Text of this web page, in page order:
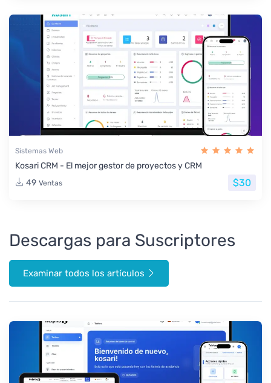
Sistemas Web
Kosari CRM - El mejor gestor de proyectos y CRM
49 Ventas $30
Descargas para Suscriptores
Examinar todos los artículos